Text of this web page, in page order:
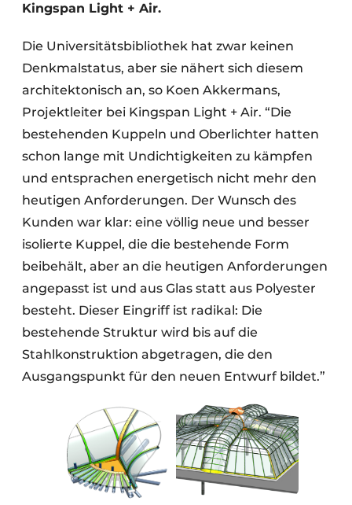
Kingspan Light + Air.
Die Universitätsbibliothek hat zwar keinen
Denkmalstatus, aber sie nähert sich diesem
architektonisch an, so Koen Akkermans,
Projektleiter bei Kingspan Light + Air. “Die
bestehenden Kuppeln und Oberlichter hatten
schon lange mit Undichtigkeiten zu kämpfen
und entsprachen energetisch nicht mehr den
heutigen Anforderungen. Der Wunsch des
Kunden war klar: eine völlig neue und besser
isolierte Kuppel, die die bestehende Form
beibehält, aber an die heutigen Anforderungen
angepasst ist und aus Glas statt aus Polyester
besteht. Dieser Eingriff ist radikal: Die
bestehende Struktur wird bis auf die
Stahlkonstruktion abgetragen, die den
Ausgangspunkt für den neuen Entwurf bildet.”